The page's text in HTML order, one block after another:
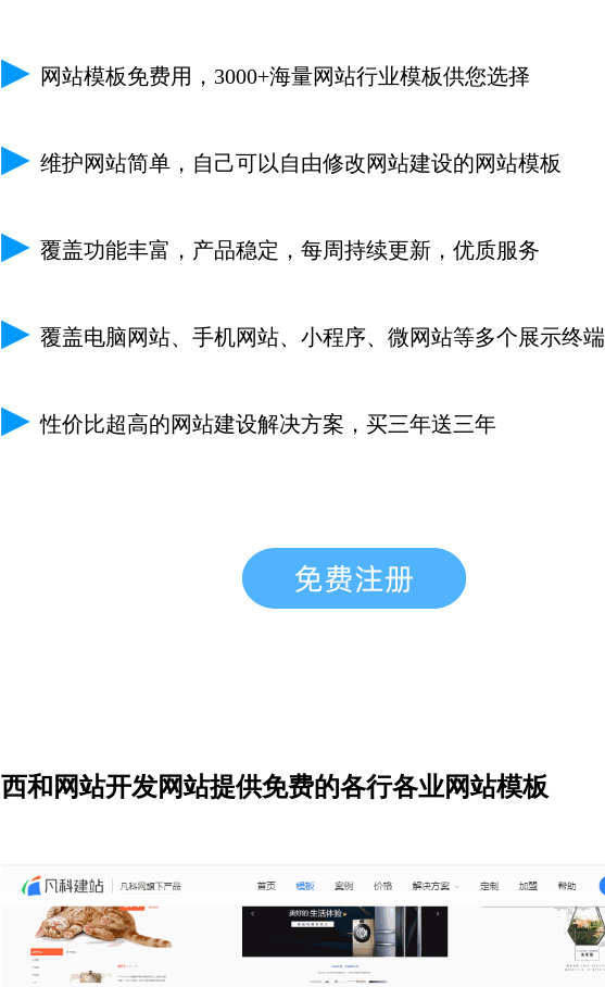
▶ 网站模板免费用，3000+海量网站行业模板供您选择
▶ 维护网站简单，自己可以自由修改网站建设的网站模板
▶ 覆盖功能丰富，产品稳定，每周持续更新，优质服务
▶ 覆盖电脑网站、手机网站、小程序、微网站等多个展示终端
▶性价比超高的网站建设解决方案，买三年送三年
西和网站开发网站提供免费的各行各业网站模板